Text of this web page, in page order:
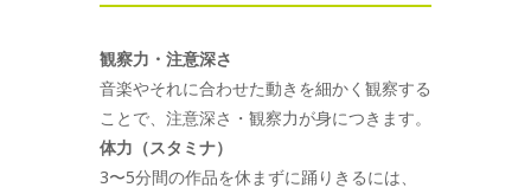
観察力・注意深さ
音楽やそれに合わせた動きを細かく観察する
ことで、注意深さ・観察力が身につきます。
体力（スタミナ）
3〜5分間の作品を休まずに踊りきるには、